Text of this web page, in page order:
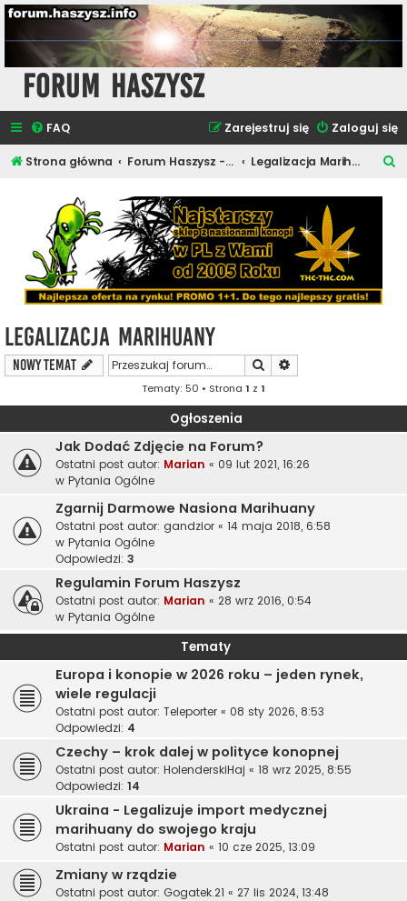
Forum Haszysz
FAQ Zaloguj się
Zarejestruj się
Strona główna Forum Haszysz - Newsy i Artykuły Legalizacja Marihuany
Legalizacja Marihuany
NOWY TEMAT Szukaj
Tematy: 50 • Strona 1 z 1
Ogłoszenia
Jak Dodać Zdjęcie na Forum?
Ostatni post autor: Marian « 09 lut 2021, 16:26
w Pytania Ogólne
Zgarnij Darmowe Nasiona Marihuany
Ostatni post autor: gandzior « 14 maja 2018, 6:58
w Pytania Ogólne
Odpowiedzi: 3
Regulamin Forum Haszysz
Ostatni post autor: Marian « 28 wrz 2016, 0:54
w Pytania Ogólne
Tematy
Europa i konopie w 2026 roku – jeden rynek,
wiele regulacji
Ostatni post autor: Teleporter « 08 sty 2026, 8:53
Odpowiedzi: 4
Czechy – krok dalej w polityce konopnej
Ostatni post autor: HolenderskiHaj « 18 wrz 2025, 8:55
Odpowiedzi: 14
Ukraina - Legalizuje import medycznej
marihuany do swojego kraju
Ostatni post autor: Marian « 10 cze 2025, 13:09
Zmiany w rządzie
Ostatni post autor: Gogatek.21 « 27 lis 2024, 13:48